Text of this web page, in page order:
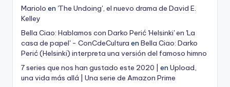
Mariolo en 'The Undoing', el nuevo drama de David E.
Kelley
Bella Ciao: Hablamos con Darko Perić 'Helsinki' en 'La
casa de papel' - ConCdeCultura en Bella Ciao: Darko
Perić (Helsinki) interpreta una versión del famoso himno
7 series que nos han gustado este 2020 |
en Upload,
una vida más allá | Una serie de Amazon Prime